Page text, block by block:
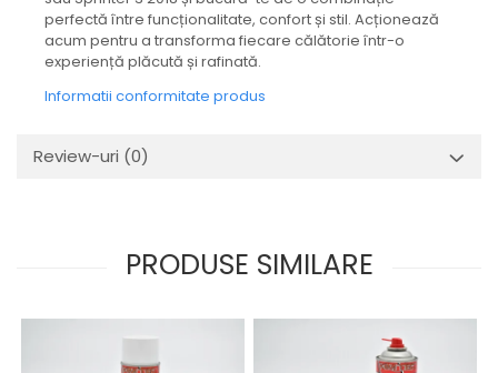
Hidraulice
Electrice
Mecanice
Role, bucse si bolturi
Cilindri si burdufuri protectie
perfectă între funcționalitate, confort și stil. Acționează
acum pentru a transforma fiecare călătorie într-o
experiență plăcută și rafinată.
Informatii conformitate produs
Review-uri (0)
PRODUSE SIMILARE